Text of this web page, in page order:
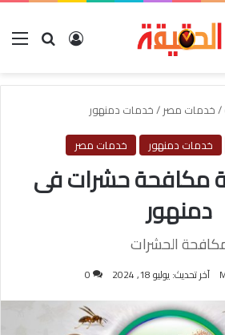
بحث عنتسجيل
/خدمات مصر/خدمات دمنهور
خدمات دمنهور خدمات مصر
مكافحة حشرات فى
دمنهور
الحشرات
آخر تحديث: يوليو 18, 2024 0